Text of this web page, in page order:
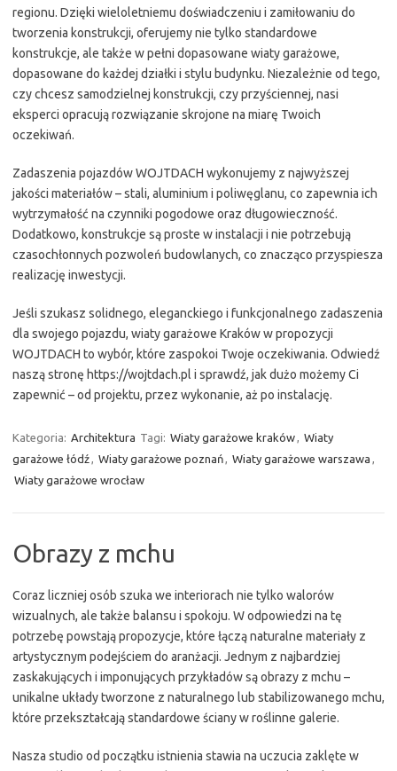
regionu. Dzięki wieloletniemu doświadczeniu i zamiłowaniu do
tworzenia konstrukcji, oferujemy nie tylko standardowe
konstrukcje, ale także w pełni dopasowane wiaty garażowe,
dopasowane do każdej działki i stylu budynku. Niezależnie od tego,
czy chcesz samodzielnej konstrukcji, czy przyściennej, nasi
eksperci opracują rozwiązanie skrojone na miarę Twoich
oczekiwań.
Zadaszenia pojazdów WOJTDACH wykonujemy z najwyższej
jakości materiałów – stali, aluminium i poliwęglanu, co zapewnia ich
wytrzymałość na czynniki pogodowe oraz długowieczność.
Dodatkowo, konstrukcje są proste w instalacji i nie potrzebują
czasochłonnych pozwoleń budowlanych, co znacząco przyspiesza
realizację inwestycji.
Jeśli szukasz solidnego, eleganckiego i funkcjonalnego zadaszenia
dla swojego pojazdu, wiaty garażowe Kraków w propozycji
WOJTDACH to wybór, które zaspokoi Twoje oczekiwania. Odwiedź
naszą stronę https://wojtdach.pl i sprawdź, jak dużo możemy Ci
zapewnić – od projektu, przez wykonanie, aż po instalację.
Kategoria: Architektura Tagi: Wiaty garażowe kraków, Wiaty
garażowe łódź, Wiaty garażowe poznań, Wiaty garażowe warszawa ,
Wiaty garażowe wrocław
Obrazy z mchu
Coraz liczniej osób szuka we interiorach nie tylko walorów
wizualnych, ale także balansu i spokoju. W odpowiedzi na tę
potrzebę powstają propozycje, które łączą naturalne materiały z
artystycznym podejściem do aranżacji. Jednym z najbardziej
zaskakujących i imponujących przykładów są obrazy z mchu –
unikalne układy tworzone z naturalnego lub stabilizowanego mchu,
które przekształcają standardowe ściany w roślinne galerie.
Nasza studio od początku istnienia stawia na uczucia zaklęte w